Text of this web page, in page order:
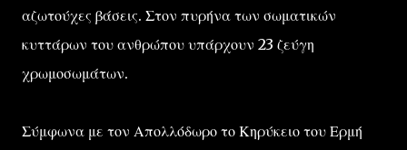
αζωτούχες βάσεις. Στον πυρήνα των σωματικών
κυττάρων του ανθρώπου υπάρχουν 23 ζεύγη
χρωμοσωμάτων.
Σύμφωνα με τον Απολλόδωρο το Κηρύκειο του Ερμή